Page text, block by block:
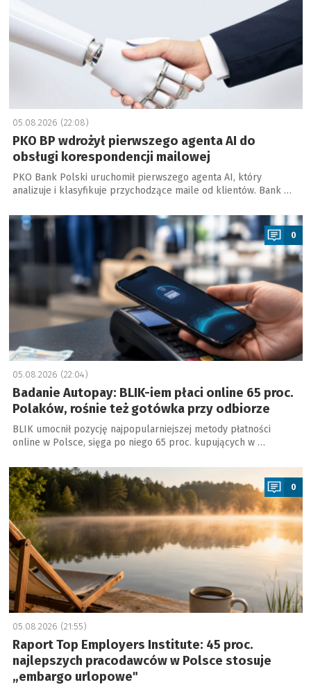
05.08.2026 (22:08)
PKO BP wdrożył pierwszego agenta AI do
obsługi korespondencji mailowej
PKO Bank Polski uruchomił pierwszego agenta AI, który
analizuje i klasyfikuje przychodzące maile od klientów. Bank …
a
0
05.08.2026 (22:04)
Badanie Autopay: BLIK-iem płaci online 65 proc.
Polaków, rośnie też gotówka przy odbiorze
BLIK umocnił pozycję najpopularniejszej metody płatności
online w Polsce, sięga po niego 65 proc. kupujących w …
a
0
05.08.2026 (21:55)
Raport Top Employers Institute: 45 proc.
najlepszych pracodawców w Polsce stosuje
„embargo urlopowe"